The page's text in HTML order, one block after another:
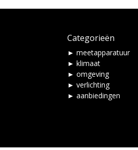
Categorieën
► meetapparatuur
► klimaat
► omgeving
► verlichting
► aanbiedingen